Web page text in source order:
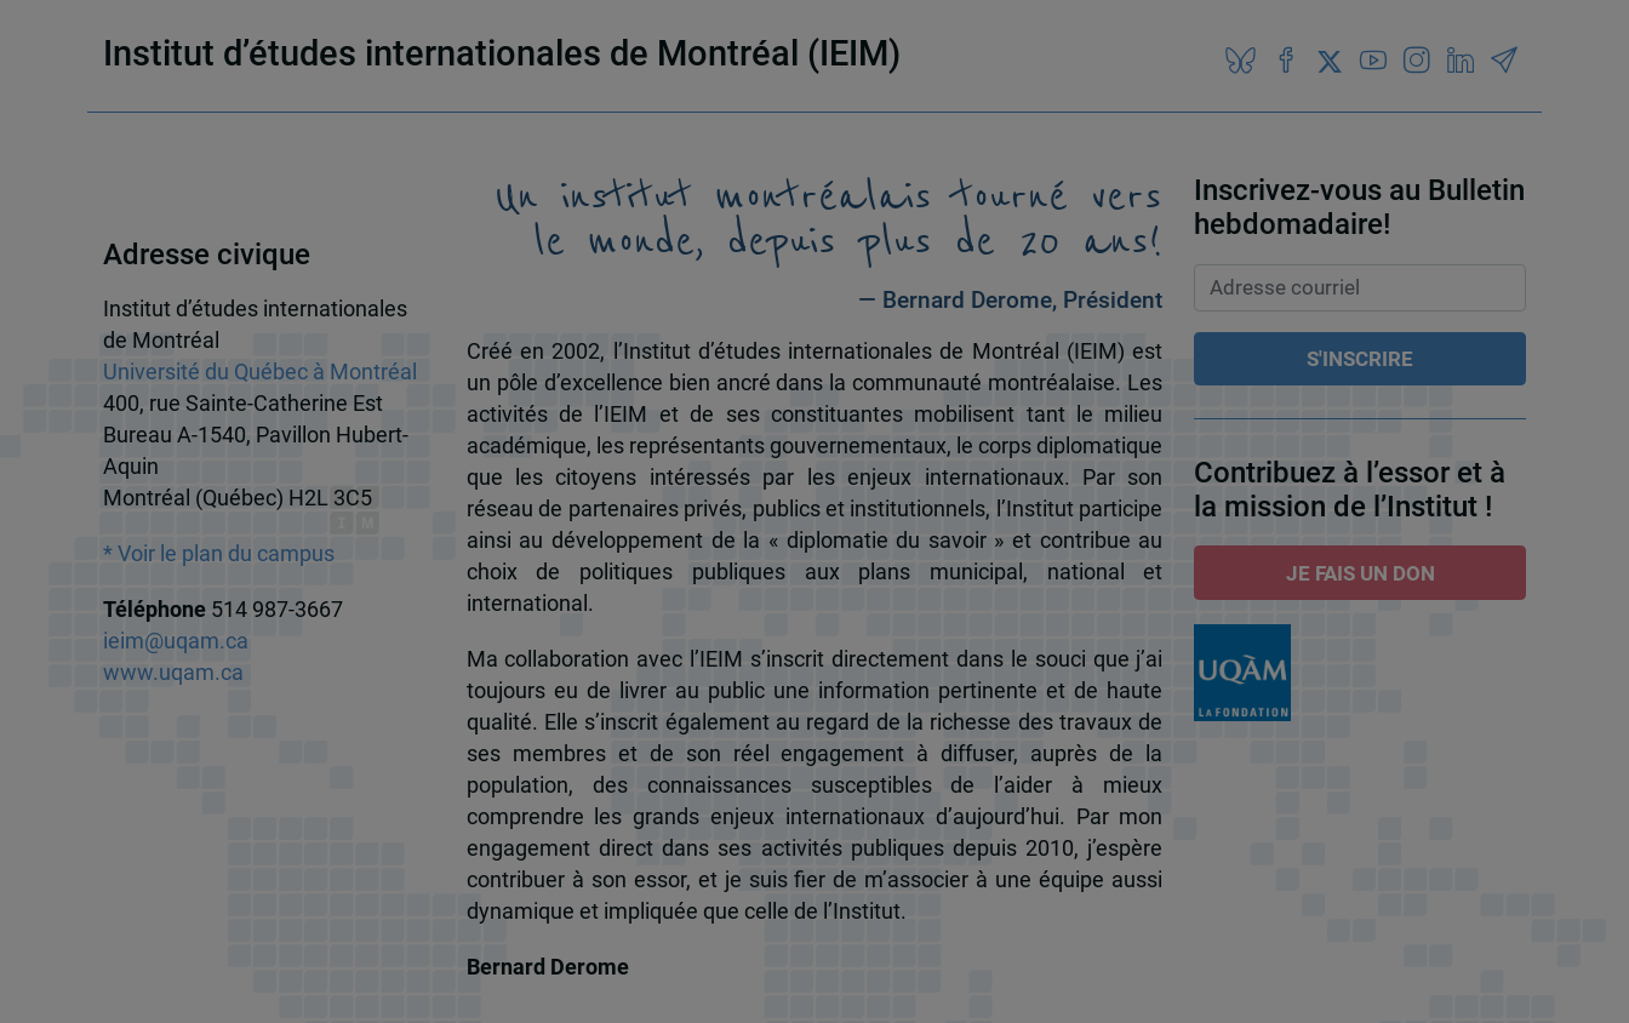
Institut d’études internationales de Montréal (IEIM)
Adresse civique
Institut d’études internationales
de Montréal
Université du Québec à Montréal
400, rue Sainte-Catherine Est
Bureau A-1540, Pavillon Hubert-
Aquin
Montréal (Québec) H2L 3C5
* Voir le plan du campus
Téléphone 514 987-3667
ieim@uqam.ca
www.uqam.ca
Un institut montréalais tourné vers
le monde, depuis plus de 20 ans!
— Bernard Derome, Président
Créé en 2002, l’Institut d’études internationales de Montréal (IEIM) est
un pôle d’excellence bien ancré dans la communauté montréalaise. Les
activités de l’IEIM et de ses constituantes mobilisent tant le milieu
académique, les représentants gouvernementaux, le corps diplomatique
que les citoyens intéressés par les enjeux internationaux. Par son
réseau de partenaires privés, publics et institutionnels, l’Institut participe
ainsi au développement de la « diplomatie du savoir » et contribue au
choix de politiques publiques aux plans municipal, national et
international.
Ma collaboration avec l’IEIM s’inscrit directement dans le souci que j’ai
toujours eu de livrer au public une information pertinente et de haute
qualité. Elle s’inscrit également au regard de la richesse des travaux de
ses membres et de son réel engagement à diffuser, auprès de la
population, des connaissances susceptibles de l’aider à mieux
comprendre les grands enjeux internationaux d’aujourd’hui. Par mon
engagement direct dans ses activités publiques depuis 2010, j’espère
contribuer à son essor, et je suis fier de m’associer à une équipe aussi
dynamique et impliquée que celle de l’Institut.
Bernard Derome
Inscrivez-vous au Bulletin
hebdomadaire!
Contribuez à l’essor et à
la mission de l’Institut !
JE FAIS UN DON